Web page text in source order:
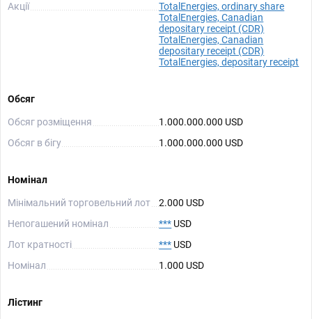
Акції
TotalEnergies, ordinary share
TotalEnergies, Canadian
depositary receipt (CDR)
TotalEnergies, Canadian
depositary receipt (CDR)
TotalEnergies, depositary receipt
Обсяг
Обсяг розміщення
1.000.000.000 USD
Обсяг в бігу
1.000.000.000 USD
Номінал
Мінімальний торговельний лот
2.000 USD
Непогашений номінал
*** USD
Лот кратності
*** USD
Номінал
1.000 USD
Лістинг